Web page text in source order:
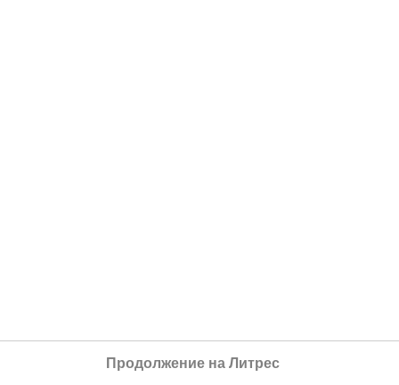
Продолжение на Литрес